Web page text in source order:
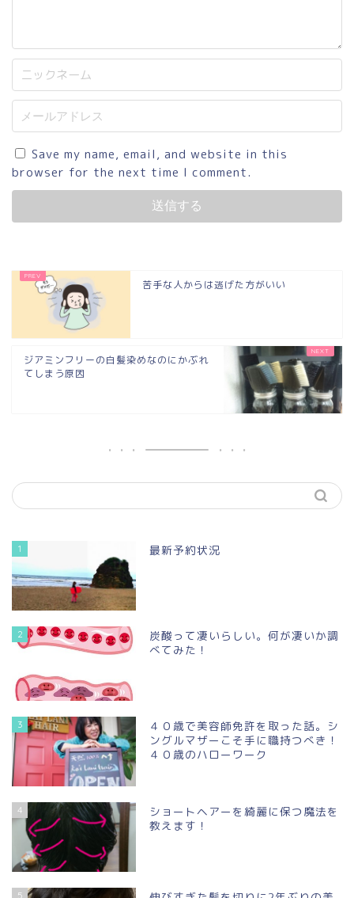
Save my name, email, and website in this
browser for the next time I comment.
苦手な人からは逃げた方がいい
ジアミンフリーの白髪染めなのにかぶれ
てしまう原因
1 最新予約状況
2
炭酸って凄いらしい。何が凄いか調
べてみた！
3
４０歳で美容師免許を取った話。シ
ングルマザーこそ手に職持つべき！
４０歳のハローワーク
4
ショートヘアーを綺麗に保つ魔法を
教えます！
5